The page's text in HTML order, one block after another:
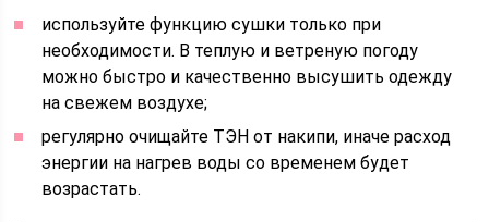
используйте функцию сушки только при
необходимости. В теплую и ветреную погоду
можно быстро и качественно высушить одежду
на свежем воздухе;
регулярно очищайте ТЭН от накипи, иначе расход
энергии на нагрев воды со временем будет
возрастать.